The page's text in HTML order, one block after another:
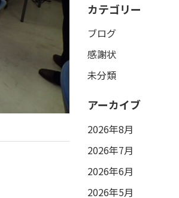
カテゴリー
ブログ
感謝状
未分類
アーカイブ
2026年8月
2026年7月
2026年6月
2026年5月